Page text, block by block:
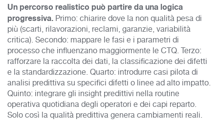
Un percorso realistico può partire da una logica
progressiva. Primo: chiarire dove la non qualità pesa di
più (scarti, rilavorazioni, reclami, garanzie, variabilità
critica). Secondo: mappare le fasi e i parametri di
processo che influenzano maggiormente le CTQ. Terzo:
rafforzare la raccolta dei dati, la classificazione dei difetti
e la standardizzazione. Quarto: introdurre casi pilota di
analisi predittiva su specifici difetti o linee ad alto impatto.
Quinto: integrare gli insight predittivi nella routine
operativa quotidiana degli operatori e dei capi reparto.
Solo così la qualità predittiva genera cambiamenti reali.